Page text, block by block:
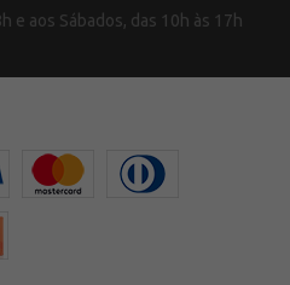
e aos Sábados, das 10h às 17h